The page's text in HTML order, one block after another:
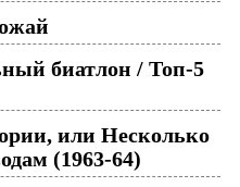
биатлон / Топ-5
или Несколько
(1963-64)